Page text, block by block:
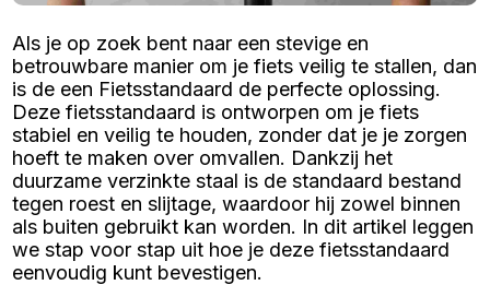
Als je op zoek bent naar een stevige en
betrouwbare manier om je fiets veilig te stallen, dan
is de een Fietsstandaard de perfecte oplossing.
Deze fietsstandaard is ontworpen om je fiets
stabiel en veilig te houden, zonder dat je je zorgen
hoeft te maken over omvallen. Dankzij het
duurzame verzinkte staal is de standaard bestand
tegen roest en slijtage, waardoor hij zowel binnen
als buiten gebruikt kan worden. In dit artikel leggen
we stap voor stap uit hoe je deze fietsstandaard
eenvoudig kunt bevestigen.